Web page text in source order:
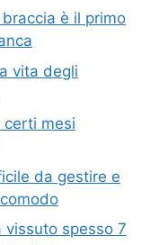
è il primo
vita degli
certi mesi
da gestire e
vissuto spesso 7